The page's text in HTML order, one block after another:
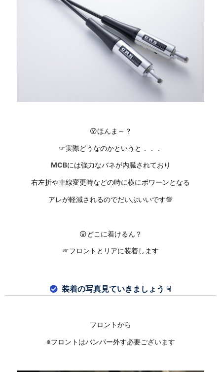
😮ほんま～？
☞実際どうなのかというと．．．
MCBには強力なバネが内臓されており
右左折や車線変更時などの時に横にボワーンとなる
アレが軽減されるのでだいぶいいです💯
😮どこに着けるん？
☞フロントとリアに装着します
装着の写真見ていきましょう ☟
フロントから
※フロントはバンパー外す必要ございます